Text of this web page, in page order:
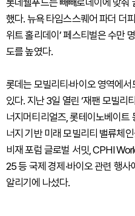
했다. 뉴욕 타임스스퀘어 파더 더
위트 홀리데이’ 페스티벌은 수만
도를 높였다.
롯데는 모빌리티·바이오 영역에
있다. 지난 3일 열린 ‘재팬 모빌리
너지머티리얼즈, 롯테이노베이트
너지 기반 미래 모빌리티 밸류체
비재 포럼 글로벌 서밋, CPHI
25 등 국제 경제·바이오 관련 행
알리기에 나섰다.